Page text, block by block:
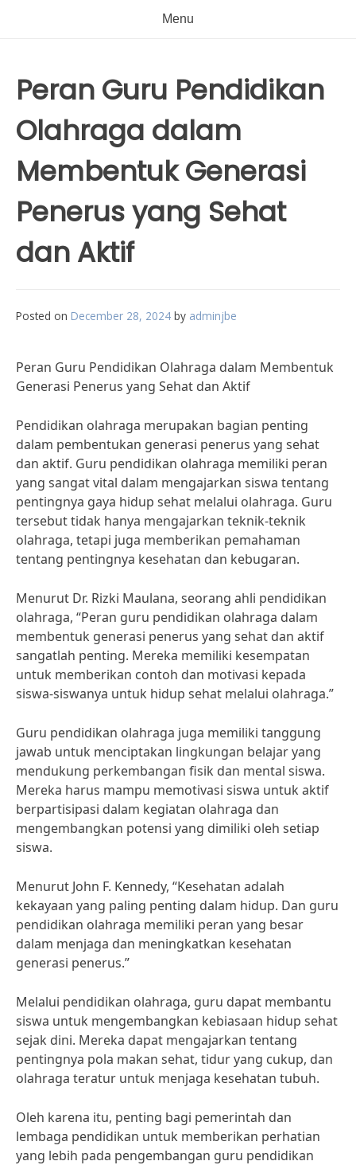
Menu
Peran Guru Pendidikan
Olahraga dalam
Membentuk Generasi
Penerus yang Sehat
dan Aktif
Posted on December 28, 2024 by adminjbe
Peran Guru Pendidikan Olahraga dalam Membentuk
Generasi Penerus yang Sehat dan Aktif
Pendidikan olahraga merupakan bagian penting
dalam pembentukan generasi penerus yang sehat
dan aktif. Guru pendidikan olahraga memiliki peran
yang sangat vital dalam mengajarkan siswa tentang
pentingnya gaya hidup sehat melalui olahraga. Guru
tersebut tidak hanya mengajarkan teknik-teknik
olahraga, tetapi juga memberikan pemahaman
tentang pentingnya kesehatan dan kebugaran.
Menurut Dr. Rizki Maulana, seorang ahli pendidikan
olahraga, “Peran guru pendidikan olahraga dalam
membentuk generasi penerus yang sehat dan aktif
sangatlah penting. Mereka memiliki kesempatan
untuk memberikan contoh dan motivasi kepada
siswa-siswanya untuk hidup sehat melalui olahraga.”
Guru pendidikan olahraga juga memiliki tanggung
jawab untuk menciptakan lingkungan belajar yang
mendukung perkembangan fisik dan mental siswa.
Mereka harus mampu memotivasi siswa untuk aktif
berpartisipasi dalam kegiatan olahraga dan
mengembangkan potensi yang dimiliki oleh setiap
siswa.
Menurut John F. Kennedy, “Kesehatan adalah
kekayaan yang paling penting dalam hidup. Dan guru
pendidikan olahraga memiliki peran yang besar
dalam menjaga dan meningkatkan kesehatan
generasi penerus.”
Melalui pendidikan olahraga, guru dapat membantu
siswa untuk mengembangkan kebiasaan hidup sehat
sejak dini. Mereka dapat mengajarkan tentang
pentingnya pola makan sehat, tidur yang cukup, dan
olahraga teratur untuk menjaga kesehatan tubuh.
Oleh karena itu, penting bagi pemerintah dan
lembaga pendidikan untuk memberikan perhatian
yang lebih pada pengembangan guru pendidikan